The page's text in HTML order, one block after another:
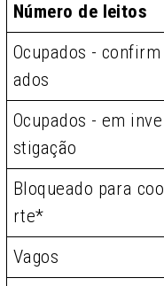
Número de leitos
Ocupados - confirm
ados
Ocupados - em inve
stigação
Bloqueado para coo
rte*
Vagos